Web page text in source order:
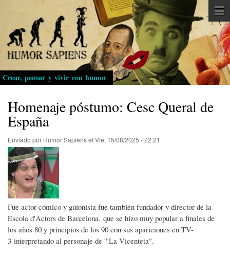
Pasar
al
contenido
principal
Crear, pensar y vivir con humor
Homenaje póstumo: Cesc Queral de
España
Enviado por Humor Sapiensel Vie, 15/08/2025 - 22:21
Fue actor cómico y guionista fue también fundador y director de la
Escola d'Actors de Barcelona. que se hizo muy popular a finales de
los años 80 y principios de los 90 con sus apariciones en TV-
3 interpretando al personaje de '"La Vicenteta".